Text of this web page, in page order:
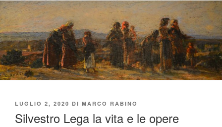
PUBBLICATO
LUGLIO 2, 2020 DI MARCO RABINO
Silvestro Lega la vita e le opere